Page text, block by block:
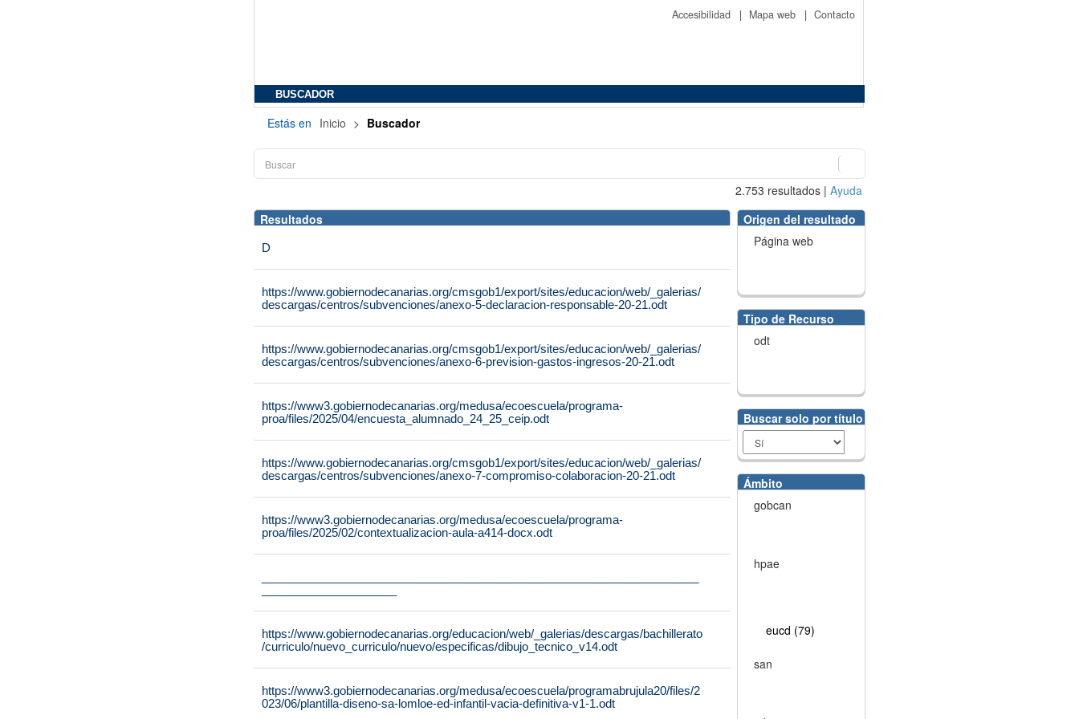
Accesibilidad | Mapa web | Contacto
BUSCADOR
Estás en Inicio > Buscador
2.753 resultados | Ayuda
Resultados
D
https://www.gobiernodecanarias.org/cmsgob1/export/sites/educacion/web/_galerias/
descargas/centros/subvenciones/anexo-5-declaracion-responsable-20-21.odt
https://www.gobiernodecanarias.org/cmsgob1/export/sites/educacion/web/_galerias/
descargas/centros/subvenciones/anexo-6-prevision-gastos-ingresos-20-21.odt
https://www3.gobiernodecanarias.org/medusa/ecoescuela/programa-
proa/files/2025/04/encuesta_alumnado_24_25_ceip.odt
https://www.gobiernodecanarias.org/cmsgob1/export/sites/educacion/web/_galerias/
descargas/centros/subvenciones/anexo-7-compromiso-colaboracion-20-21.odt
https://www3.gobiernodecanarias.org/medusa/ecoescuela/programa-
proa/files/2025/02/contextualizacion-aula-a414-docx.odt
https://www.gobiernodecanarias.org/educacion/web/_galerias/descargas/bachillerato
/curriculo/nuevo_curriculo/nuevo/especificas/dibujo_tecnico_v14.odt
https://www3.gobiernodecanarias.org/medusa/ecoescuela/programabrujula20/files/2
023/06/plantilla-diseno-sa-lomloe-ed-infantil-vacia-definitiva-v1-1.odt
Origen del resultado
Página web
Tipo de Recurso
odt
Buscar solo por título
Ámbito
gobcan
hpae
eucd (79)
san